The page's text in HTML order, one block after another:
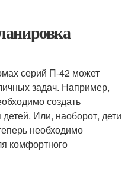
серий П-42 может
задач. Например,
создать
Или, наоборот, дети
необходимо
комфортного